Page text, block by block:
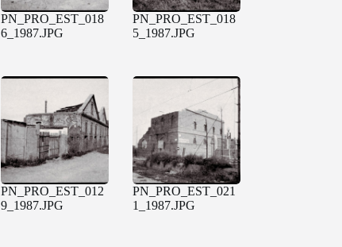
PN_PRO_EST_018
6_1987.JPG
PN_PRO_EST_018
5_1987.JPG
PN_PRO_EST_012
9_1987.JPG
PN_PRO_EST_021
1_1987.JPG